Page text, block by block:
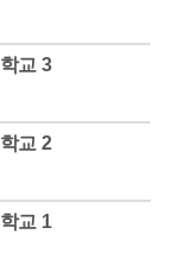
교 3
교 2
교 1